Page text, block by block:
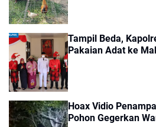
Tampil Beda,
Pakaian Adat ke
Hoax Vidio
Pohon Gegerkan